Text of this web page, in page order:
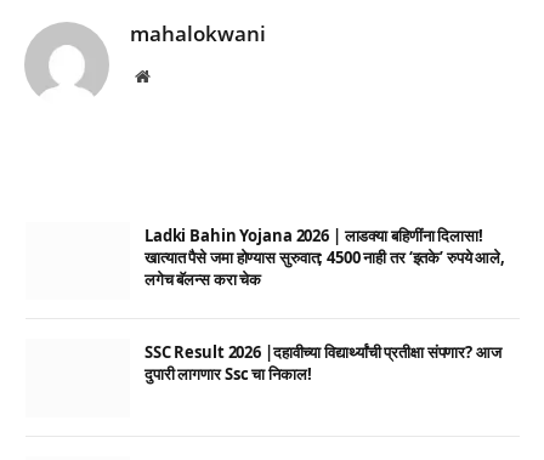
mahalokwani
Website
Ladki Bahin Yojana 2026 | लाडक्या बहिणींना दिलासा!
खात्यात पैसे जमा होण्यास सुरुवात; 4500 नाही तर ‘इतके’ रुपये आले,
लगेच बॅलन्स करा चेक
SSC Result 2026 |दहावीच्या विद्यार्थ्यांची प्रतीक्षा संपणार? आज
दुपारी लागणार Ssc चा निकाल!